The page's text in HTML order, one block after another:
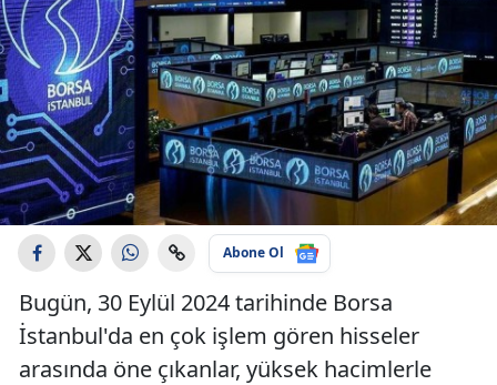
Abone Ol
Bugün, 30 Eylül 2024 tarihinde Borsa
İstanbul'da en çok işlem gören hisseler
arasında öne çıkanlar, yüksek hacimlerle